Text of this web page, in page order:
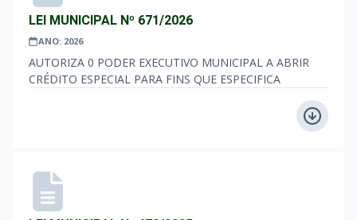
LEI MUNICIPAL Nº 671/2026
ANO: 2026
AUTORIZA 0 PODER EXECUTIVO MUNICIPAL A ABRIR
CRÉDITO ESPECIAL PARA FINS QUE ESPECIFICA